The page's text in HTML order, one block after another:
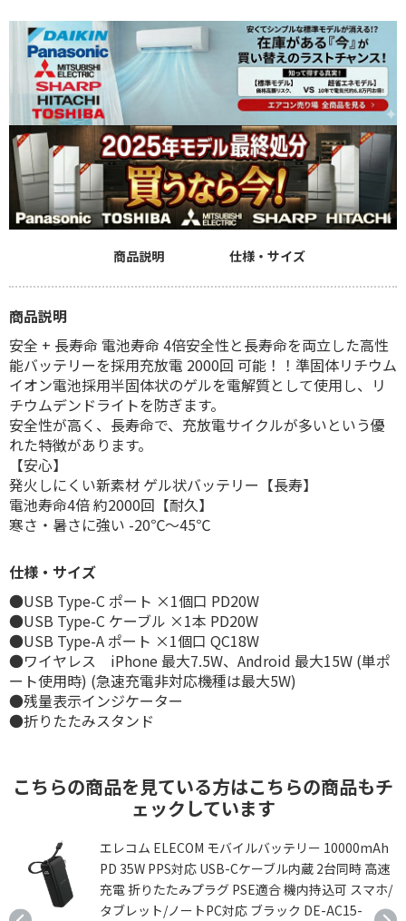
商品説明 仕様・サイズ
商品説明
安全 + 長寿命 電池寿命 4倍安全性と長寿命を両立した高性
能バッテリーを採用充放電 2000回 可能！！準固体リチウム
イオン電池採用半固体状のゲルを電解質として使用し、リ
チウムデンドライトを防ぎます。
安全性が高く、長寿命で、充放電サイクルが多いという優
れた特徴があります。
【安心】
発火しにくい新素材 ゲル状バッテリー【長寿】
電池寿命4倍 約2000回【耐久】
寒さ・暑さに強い -20℃～45℃
仕様・サイズ
●USB Type-C ポート ×1個口 PD20W
●USB Type-C ケーブル ×1本 PD20W
●USB Type-A ポート ×1個口 QC18W
●ワイヤレス iPhone 最大7.5W、Android 最大15W (単ポ
ート使用時) (急速充電非対応機種は最大5W)
●残量表示インジケーター
●折りたたみスタンド
こちらの商品を見ている方はこちらの商品もチ
ェックしています
エレコム ELECOM モバイルバッテリー 10000mAh
PD 35W PPS対応 USB-Cケーブル内蔵 2台同時 高速
充電 折りたたみプラグ PSE適合 機内持込可 スマホ/
タブレット/ノートPC対応 ブラック DE-AC15-